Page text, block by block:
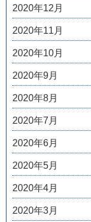
2020年12月
2020年11月
2020年10月
2020年9月
2020年8月
2020年7月
2020年6月
2020年5月
2020年4月
2020年3月